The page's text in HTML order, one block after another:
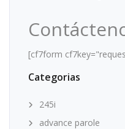
[cf7form
Categorias
245i
advance parole